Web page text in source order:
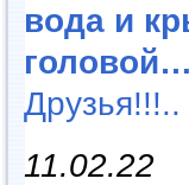
вода и
головой…
Друзья!!!..
11.02.22